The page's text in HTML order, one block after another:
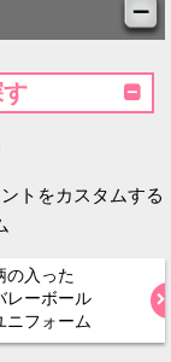
トをカスタムする
の入った
レーボール
ニフォーム